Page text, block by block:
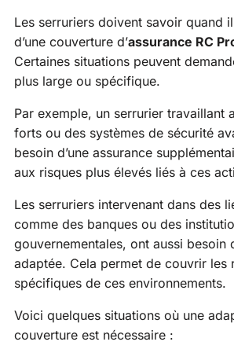
Les serruriers doivent savoir quand
d’une couverture d’assurance RC
Certaines situations peuvent
plus large ou spécifique.
Par exemple, un serrurier travaillant
forts ou des systèmes de sécurité
besoin d’une assurance
aux risques plus élevés liés à ces
Les serruriers intervenant dans des
comme des banques ou des
gouvernementales, ont aussi besoin
adaptée. Cela permet de couvrir les
spécifiques de ces environnements.
Voici quelques situations où une
couverture est nécessaire :